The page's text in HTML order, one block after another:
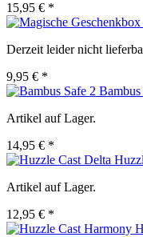
15,95 € *
Derzeit leider nicht
9,95 € *
Bambus
Artikel auf Lager.
14,95 € *
Artikel auf Lager.
12,95 € *